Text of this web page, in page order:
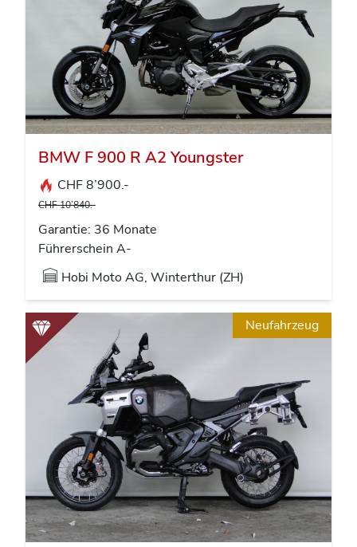
BMW F 900 R A2 Youngster
CHF 8’900.-
CHF 10’840.-
Garantie: 36 Monate
Führerschein A-
Hobi Moto AG, Winterthur (ZH)
Neufahrzeug